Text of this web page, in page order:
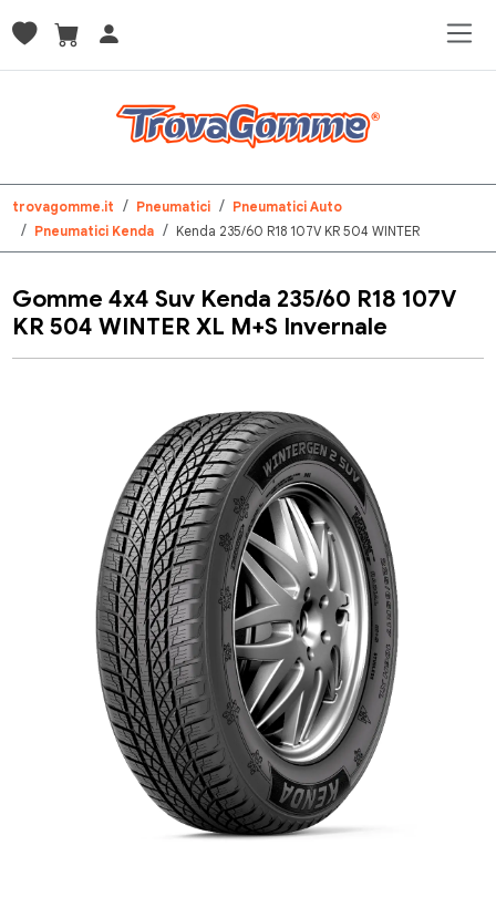
trovagomme.it Pneumatici
Pneumatici Auto
Pneumatici Kenda
Kenda 235/60 R18 107V KR 504 WINTER
Gomme 4x4 Suv Kenda 235/60 R18 107V
KR 504 WINTER XL M+S Invernale